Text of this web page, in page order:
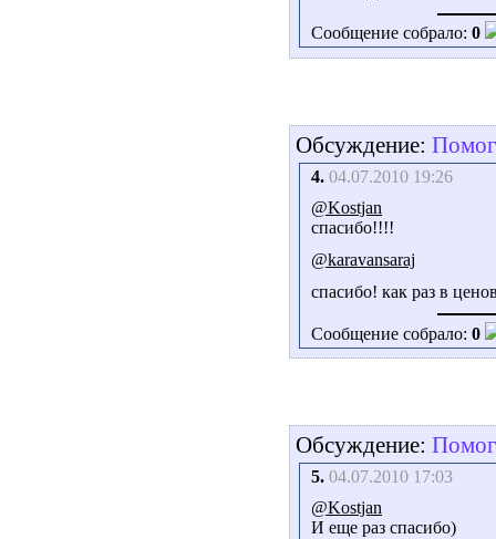
Сообщение собрало: 0
Обсуждение:
4. 04.07.2010 19:26
@Kostjan
спасибо!!!!
@karavansaraj
спасибо! как раз в
Сообщение собрало: 0
Обсуждение:
5. 04.07.2010 17:03
@Kostjan
И еще раз спасибо)